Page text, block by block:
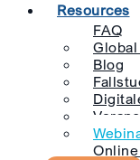
Resources
FAQ
Blog